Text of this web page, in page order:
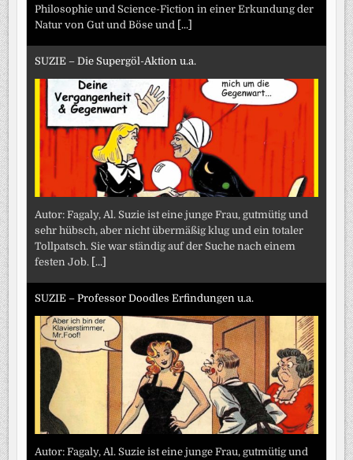
Philosophie und Science-Fiction in einer Erkundung der
Natur von Gut und Böse und [...]
SUZIE – Die Supergöl-Aktion u.a.
Autor: Fagaly, Al. Suzie ist eine junge Frau, gutmütig und
sehr hübsch, aber nicht übermäßig klug und ein totaler
Tollpatsch. Sie war ständig auf der Suche nach einem
festen Job. [...]
SUZIE – Professor Doodles Erfindungen u.a.
Autor: Fagaly, Al. Suzie ist eine junge Frau, gutmütig und